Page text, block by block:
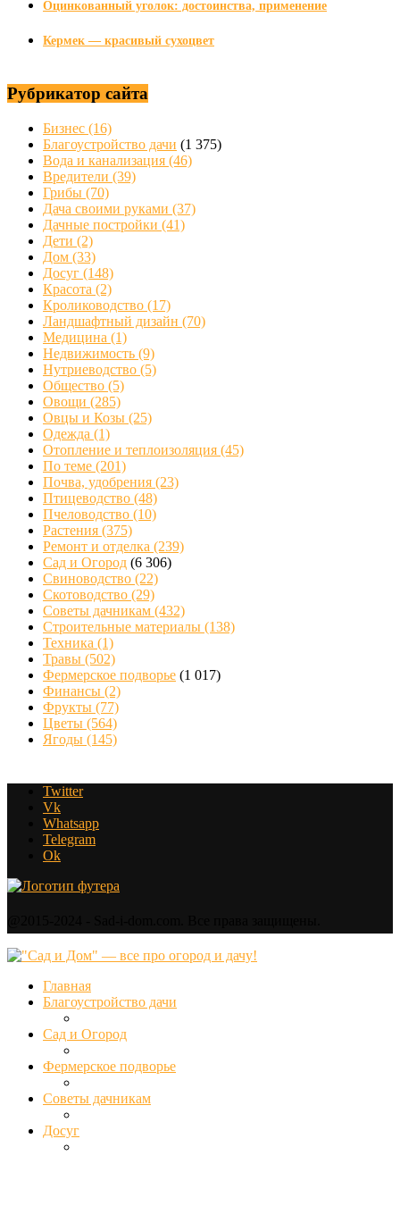
Оцинкованный уголок: достоинства, применение
Кермек — красивый сухоцвет
Рубрикатор сайта
Бизнес (16)
Благоустройство дачи (1 375)
Вода и канализация (46)
Вредители (39)
Грибы (70)
Дача своими руками (37)
Дачные постройки (41)
Дети (2)
Дом (33)
Досуг (148)
Красота (2)
Кролиководство (17)
Ландшафтный дизайн (70)
Медицина (1)
Недвижимость (9)
Нутриеводство (5)
Общество (5)
Овощи (285)
Овцы и Козы (25)
Одежда (1)
Отопление и теплоизоляция (45)
По теме (201)
Почва, удобрения (23)
Птицеводство (48)
Пчеловодство (10)
Растения (375)
Ремонт и отделка (239)
Сад и Огород (6 306)
Свиноводство (22)
Скотоводство (29)
Советы дачникам (432)
Строительные материалы (138)
Техника (1)
Травы (502)
Фермерское подворье (1 017)
Финансы (2)
Фрукты (77)
Цветы (564)
Ягоды (145)
Twitter
Vk
Whatsapp
Telegram
Ok
Главная
Благоустройство дачи
Сад и Огород
Фермерское подворье
Советы дачникам
Досуг